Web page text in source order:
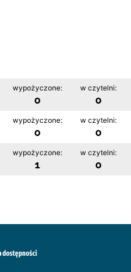
wypożyczone:
0
w czytelni:
0
wypożyczone:
0
w czytelni:
0
wypożyczone:
1
w czytelni:
0
dostępności